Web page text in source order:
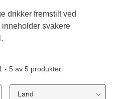
drikker fremstilt ved
svakere
- 5 av 5 produkter
Land